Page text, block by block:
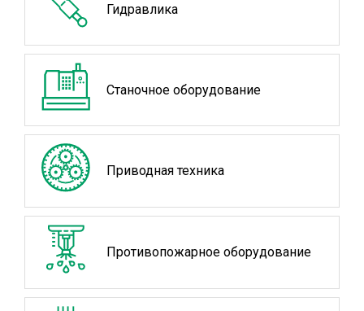
Гидравлика
Станочное оборудование
Приводная техника
Противопожарное оборудование